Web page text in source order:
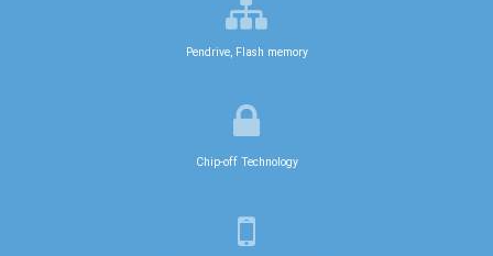
Pendrive, Flash memory
Chip-off Technology